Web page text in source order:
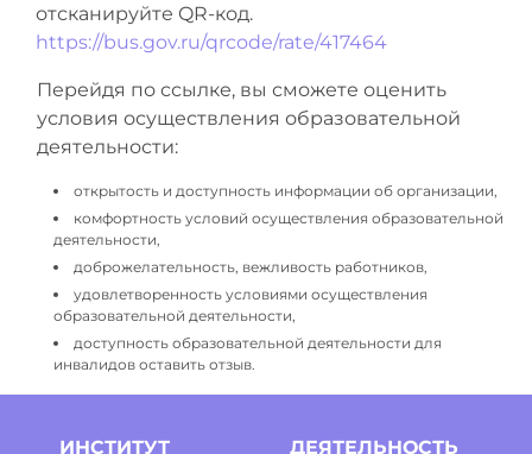
отсканируйте QR-код.
https://bus.gov.ru/qrcode/rate/417464
Перейдя по ссылке, вы сможете оценить
условия осуществления образовательной
деятельности:
открытость и доступность информации об организации,
комфортность условий осуществления образовательной
деятельности,
доброжелательность, вежливость работников,
удовлетворенность условиями осуществления
образовательной деятельности,
доступность образовательной деятельности для
инвалидов оставить отзыв.
ИНСТИТУТ ДЕЯТЕЛЬНОСТЬ